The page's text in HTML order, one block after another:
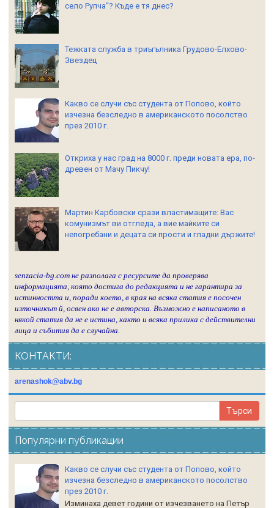
село Рупча“? Къде е тя днес?
Тежката служба в триъгълника Грудово-Елхово-
Звездец
Какво се случи със студента от Попово, който
изчезна безследно в американското посолство
през 2010 г.
Откриха у нас град на 8000 г. преди новата ера, по-
древен от Мачу Пикчу!
Мартин Карбовски срази властимащите: Вас
комунизмът ви отгледа, а вие майките си
непогребани и децата си прости и гладни държите!
senzacia-bg.com не разполага с ресурсите да проверява
информацията, която достига до редакцията и не гарантира за
истинността и, поради което, в края на всяка статия е посочен
източникът й, освен ако не е авторска. Възможно е написаното в
някой статия да не е истина, както и всяка прилика с действителни
лица и събития да е случайна.
КОНТАКТИ:
arenashok@abv.bg
Популярни публикации
Какво се случи със студента от Попово, който
изчезна безследно в американското посолство
през 2010 г.
Изминаха девет години от изчезването на Петър